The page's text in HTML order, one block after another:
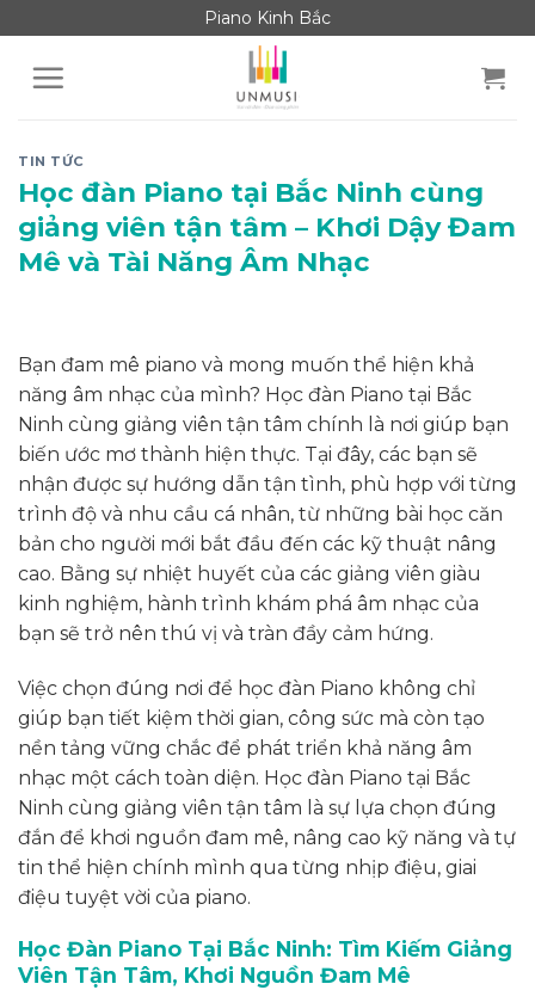
to
content
Piano Kinh Bắc
TIN TỨC
Học đàn Piano tại Bắc Ninh cùng
giảng viên tận tâm – Khơi Dậy Đam
Mê và Tài Năng Âm Nhạc
Bạn đam mê piano và mong muốn thể hiện khả
năng âm nhạc của mình? Học đàn Piano tại Bắc
Ninh cùng giảng viên tận tâm chính là nơi giúp bạn
biến ước mơ thành hiện thực. Tại đây, các bạn sẽ
nhận được sự hướng dẫn tận tình, phù hợp với từng
trình độ và nhu cầu cá nhân, từ những bài học căn
bản cho người mới bắt đầu đến các kỹ thuật nâng
cao. Bằng sự nhiệt huyết của các giảng viên giàu
kinh nghiệm, hành trình khám phá âm nhạc của
bạn sẽ trở nên thú vị và tràn đầy cảm hứng.
Việc chọn đúng nơi để học đàn Piano không chỉ
giúp bạn tiết kiệm thời gian, công sức mà còn tạo
nền tảng vững chắc để phát triển khả năng âm
nhạc một cách toàn diện. Học đàn Piano tại Bắc
Ninh cùng giảng viên tận tâm là sự lựa chọn đúng
đắn để khơi nguồn đam mê, nâng cao kỹ năng và tự
tin thể hiện chính mình qua từng nhịp điệu, giai
điệu tuyệt vời của piano.
Học Đàn Piano Tại Bắc Ninh: Tìm Kiếm Giảng
Viên Tận Tâm, Khơi Nguồn Đam Mê